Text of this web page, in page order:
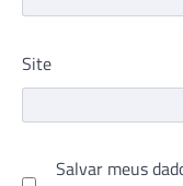
Site
Salvar meus